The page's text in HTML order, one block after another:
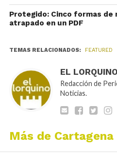
Protegido: Cinco formas
atrapado en un PDF
TEMAS RELACIONADOS: FEATURED
EL
Redacción de
Noticias.
Más de Cartagena